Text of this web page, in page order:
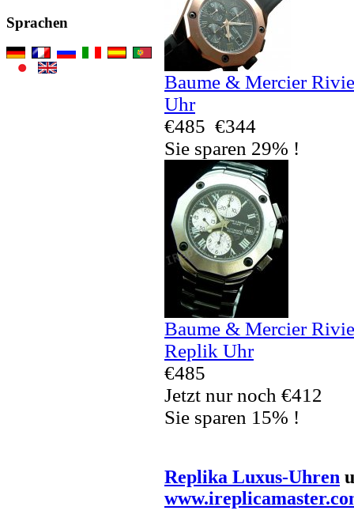
Sprachen
Baume & Mercier
Uhr
€485 €344
Sie sparen 29% !
Baume & Mercier
Replik Uhr
€485
Jetzt nur noch €412
Sie sparen 15% !
Replika Luxus-Uhren